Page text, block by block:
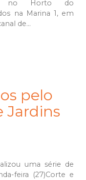
no Horto do
na Marina 1, em
de...
pelo
Jardins
uma série de
feira (27)Corte e